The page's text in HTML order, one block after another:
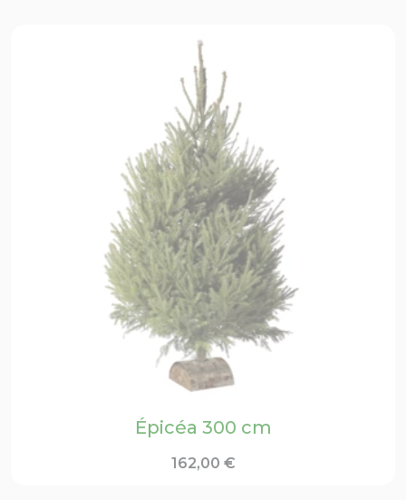
Épicéa 300 cm
162,00 €